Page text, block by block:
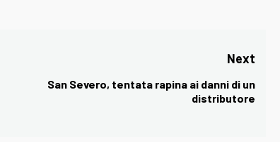
Next
Next
San Severo, tentata rapina ai danni di un
distributore